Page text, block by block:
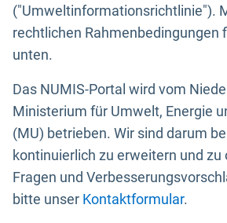
("Umweltinformationsrichtlinie").
rechtlichen Rahmenbedingungen
unten.
Das NUMIS-Portal wird vom
Ministerium für Umwelt, Energie
(MU) betrieben. Wir sind darum
kontinuierlich zu erweitern und zu
Fragen und
bitte unser Kontaktformular.